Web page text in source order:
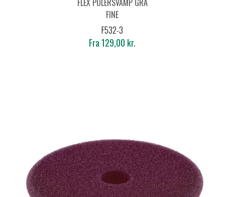
FLEX POLERSVAMP GRÅ
FINE
F532-3
Fra 129,00 kr.